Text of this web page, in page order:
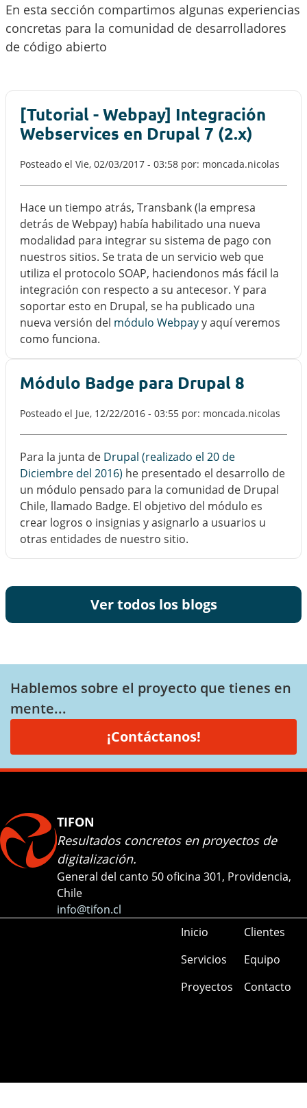
En esta sección compartimos algunas experiencias
concretas para la comunidad de desarrolladores
de código abierto
[Tutorial - Webpay] Integración
Webservices en Drupal 7 (2.x)
Posteado el Vie, 02/03/2017 - 03:58 por: moncada.nicolas
Hace un tiempo atrás, Transbank (la empresa
detrás de Webpay) había habilitado una nueva
modalidad para integrar su sistema de pago con
nuestros sitios. Se trata de un servicio web que
utiliza el protocolo SOAP, haciendonos más fácil la
integración con respecto a su antecesor. Y para
soportar esto en Drupal, se ha publicado una
nueva versión del módulo Webpayy aquí veremos
como funciona.
Módulo Badge para Drupal 8
Posteado el Jue, 12/22/2016 - 03:55 por: moncada.nicolas
Para la junta de Drupal (realizado el 20 de
Diciembre del 2016) he presentado el desarrollo de
un módulo pensado para la comunidad de Drupal
Chile, llamado Badge. El objetivo del módulo es
crear logros o insignias y asignarlo a usuarios u
otras entidades de nuestro sitio.
Ver todos los blogs
Hablemos sobre el proyecto que tienes en
mente...
¡Contáctanos!
TIFON
Resultados concretos en proyectos de
digitalización.
General del canto 50 oficina 301, Providencia,
Chile
info@tifon.cl
Inicio
Servicios
Proyectos
Clientes
Equipo
Contacto